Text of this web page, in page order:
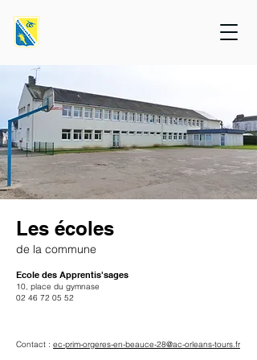
Les écoles
de la commune
Ecole des Apprentis'sages
10, place du gymnase
02 46 72 05 52
Contact : ec-prim-orgeres-en-beauce-28@ac-orleans-tours.fr